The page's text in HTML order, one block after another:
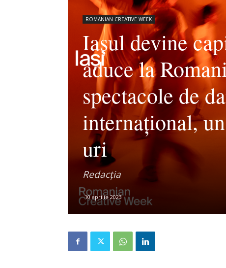
ROMANIAN CREATIVE WEEK
Iașul devine
aduce la
spectacole de
internațional,
uri
Redacția
10 aprilie 2023